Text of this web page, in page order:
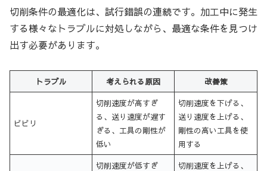
切削条件の最適化は、試行錯誤の連続です。加工中に発生
する様々なトラブルに対処しながら、最適な条件を見つけ
出す必要があります。
トラブル 考えられる原因 改善策
ビビリ
切削速度が高すぎ
る、送り速度が遅す
ぎる、工具の剛性が
低い
切削速度を下げる、
送り速度を上げる、
剛性の高い工具を使
用する
切削速度が低すぎ
切削速度を上げる、